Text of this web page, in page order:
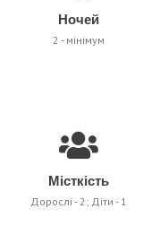
Ночей
2 - мінімум
Місткість
Дорослі - 2; Діти - 1